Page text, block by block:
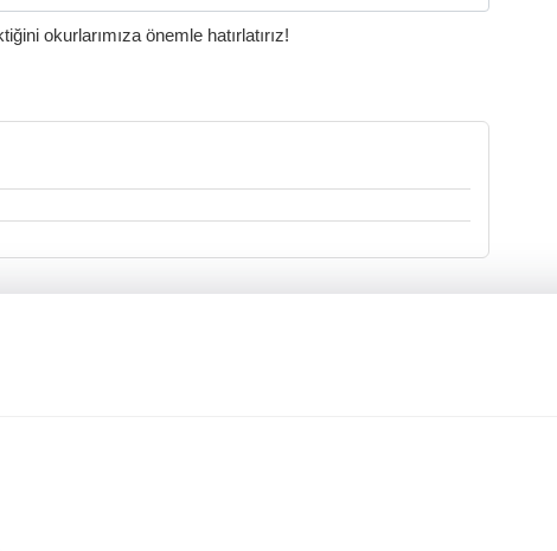
okurlarımıza önemle hatırlatırız!